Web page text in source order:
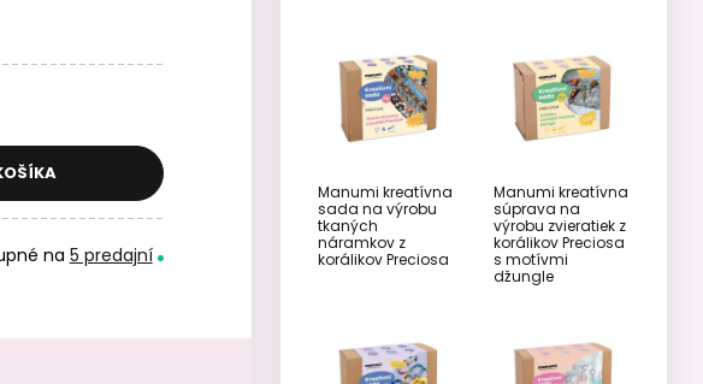
na 5 predajní
Manumi kreatívna
sada na výrobu
tkaných
náramkov z
korálikov Preciosa
Manumi kreatívna
súprava na
výrobu zvieratiek z
korálikov Preciosa
s motívmi
džungle